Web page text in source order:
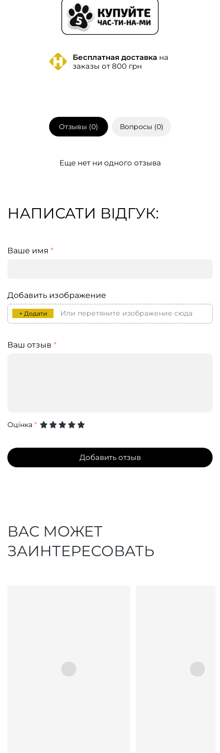
Бесплатная доставка на
заказы от 800 грн
Отзывы (0) Вопросы (0)
Еще нет ни одного отзыва
НАПИСАТИ ВІДГУК:
Ваше имя *
Добавить изображение
+ Додати Или перетяните изображение сюда
Ваш отзыв *
Оцінка *
Добавить отзыв
ВАС МОЖЕТ
ЗАИНТЕРЕСОВАТЬ